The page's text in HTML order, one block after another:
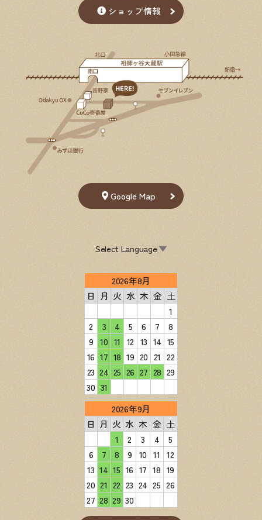
ショップ情報
Google Map
Select Language▼
2026年8月
日 月 火 水 木 金 土
1
2
3 4 5 6 7
8
9 10 11 12 13 14 15
16 17 18 19 20 21 22
23 24 25 26 27 28 29
30 31
2026年9月
日 月 火 水 木 金 土
1
2 3 4
5
6
7 8 9 10 11
12
13 14 15 16 17 18 19
20 21 22 23 24 25 26
27 28 29 30